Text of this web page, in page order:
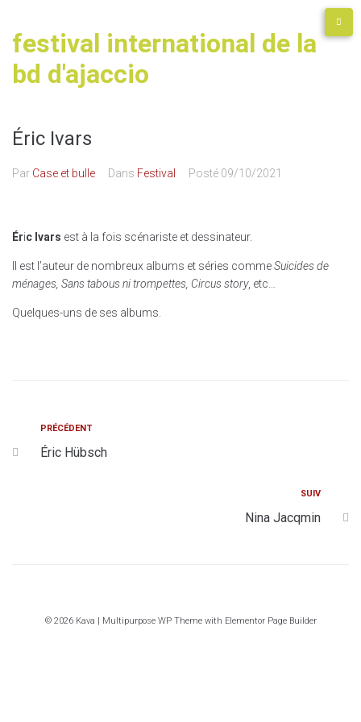
festival international de la
bd d'ajaccio
Éric Ivars
Par Case et bulle Dans Festival Posté 09/10/2021
Éric Ivars est à la fois scénariste et dessinateur.
Il est l’auteur de nombreux albums et séries commeSuicides de
ménages, Sans tabous ni trompettes, Circus story, etc…
Quelques-uns de ses albums.
PRÉCÉDENT
Éric Hübsch
SUIV
Nina Jacqmin
© 2026 Kava | Multipurpose WP Theme with Elementor Page Builder